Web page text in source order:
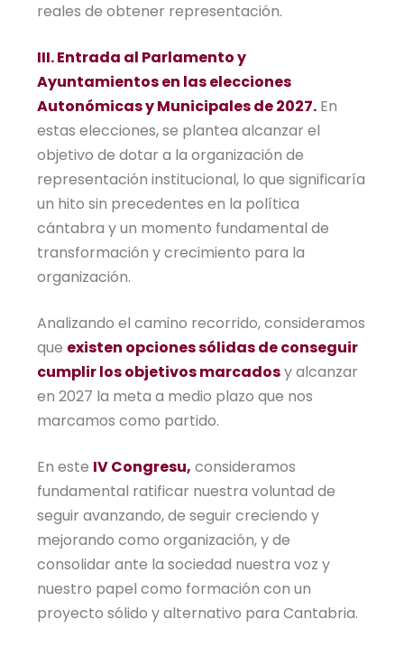
reales de obtener representación.
III. Entrada al Parlamento y
Ayuntamientos en las elecciones
Autonómicas y Municipales de 2027. En
estas elecciones, se plantea alcanzar el
objetivo de dotar a la organización de
representación institucional, lo que significaría
un hito sin precedentes en la política
cántabra y un momento fundamental de
transformación y crecimiento para la
organización.
Analizando el camino recorrido, consideramos
que existen opciones sólidas de conseguir
cumplir los objetivos marcadosy alcanzar
en 2027 la meta a medio plazo que nos
marcamos como partido.
En este IV Congresu, consideramos
fundamental ratificar nuestra voluntad de
seguir avanzando, de seguir creciendo y
mejorando como organización, y de
consolidar ante la sociedad nuestra voz y
nuestro papel como formación con un
proyecto sólido y alternativo para Cantabria.